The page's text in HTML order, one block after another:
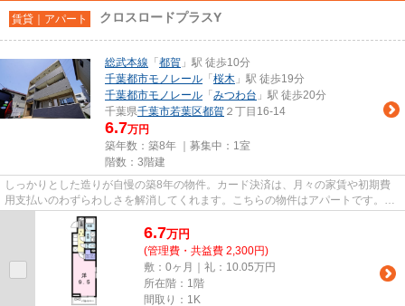
賃貸｜アパート クロスロードプラスY
総武本線 「 都賀 」駅 徒歩10分
千葉都市モノレール 「 桜木 」駅 徒歩19分
千葉都市モノレール 「 みつわ台 」駅 徒歩20分
千葉県千葉市若葉区都賀 ２丁目16-14
6.7万円
築年数：築8年 ｜募集中： 1室
階数：3階建
しっかりとした造りが自慢の築8年の物件。カード決済は、月々の家賃や初期費
用支払いのわずらわしさを解消してくれます。こちらの物件はアパートです。当
社イチオシの物件の「クロスロ...
6.7万円
(管理費・共益費 2,300円)
敷：0ヶ月｜礼：10.05万円
所在階：1階
間取り：1K